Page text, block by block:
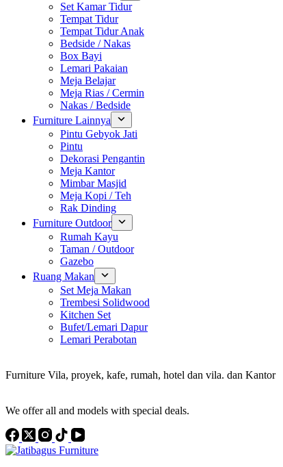
Set Kamar Tidur
Tempat Tidur
Tempat Tidur Anak
Bedside / Nakas
Box Bayi
Lemari Pakaian
Meja Belajar
Meja Rias / Cermin
Nakas / Bedside
Furniture Lainnya
Pintu Gebyok Jati
Pintu
Dekorasi Pengantin
Meja Kantor
Mimbar Masjid
Meja Kopi / Teh
Rak Dinding
Furniture Outdoor
Rumah Kayu
Taman / Outdoor
Gazebo
Ruang Makan
Set Meja Makan
Trembesi Solidwood
Kitchen Set
Bufet/Lemari Dapur
Lemari Perabotan
Furniture Vila, proyek, kafe, rumah, hotel dan vila. dan Kantor
We offer all and models with special deals.